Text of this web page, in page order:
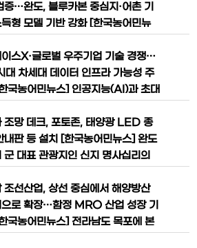
조류 산업 중심지’로서의 위
현을 위한 해양 생태 복원에 속도를
있다. 경기도해양수산자원연구소는
중심으로 ‘블루카본 생태계 복원 사
지난해에 이어 올해도 지속
증…완도, 블루카본 중심지·어촌 기
형 모델 기반 강화 [한국농어민뉴
‘바다숲 탄소 거래 시범 사업’ 공모에
국 최다인 6개소에 선정되며, 해조류
본을 활용한 탄소거래와 이른바 ‘바
이번 선정으로 기존 사업지까지 포
총 7개소에서 관련 시범사업을
스X·글로벌 우주기업 기술 경쟁…
대 차세대 데이터 인프라 가능성 주
국농어민뉴스] 인공지능(AI)과 초대
주에 데이터센터를 구축하려는 ‘우주
센터’ 프로젝트가 세계적으로 주목
있다. 특히 일론 머스크가 이끄는 스
들이 인공위성과 로봇 기술을 활용
이터센터 구축을 검토하면
조망 데크, 포토존, 태양광 LED 종
내판 등 설치 [한국농어민뉴스] 완도
군 대표 관광지인 신지 명사십리의
관으로 선정된 「2024 노후 관광지
사업」을 본격 추진한다. 본 사업은 신
사십리가 지난 2007년 11월 관광진
조선산업, 상선 중심에서 해양방산
으로 확장…함정 MRO 산업 성장 기
국농어민뉴스] 전라남도 목포에 본